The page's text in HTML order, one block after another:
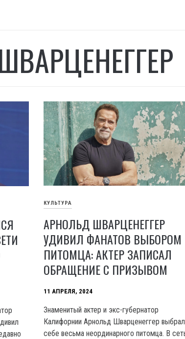
КУЛЬТУРА
АРНОЛЬД ШВАРЦЕНЕГГЕР
УДИВИЛ ФАНАТОВ ВЫБОРОМ
ПИТОМЦА: АКТЕР ЗАПИСАЛ
ОБРАЩЕНИЕ С ПРИЗЫВОМ
11 АПРЕЛЯ, 2024
Знаменитый актер и экс-губернатор
Калифорнии Арнольд Шварценеггер выбрал
себе весьма неординарного питомца. В